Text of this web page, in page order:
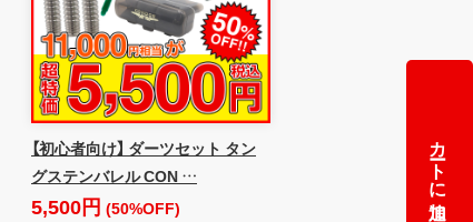
カートに追加
【初心者向け】 ダーツセット タン
グステンバレル CON …
5,500円 (50%OFF)